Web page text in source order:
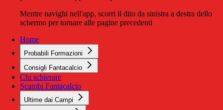
Mentre navighi nell'app, scorri il dito da sinistra a destra dello
schermo per tornare alle pagine precedenti
Home
Probabili Formazioni
Consigli Fantacalcio
Chi schierare
Scambi Fantacalcio
Ultime dai Campi